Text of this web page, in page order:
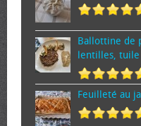
Ballottine de
lentilles, tuile
Feuilleté au